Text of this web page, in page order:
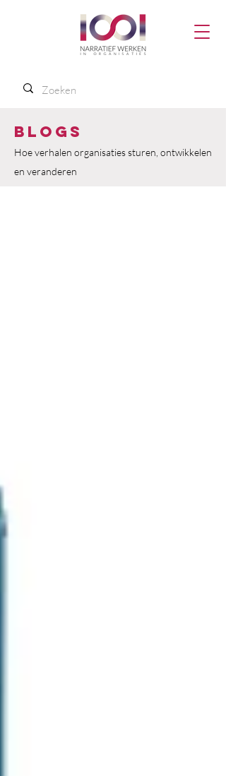
Blogs
Hoe verhalen organisaties sturen, ontwikkelen
en veranderen